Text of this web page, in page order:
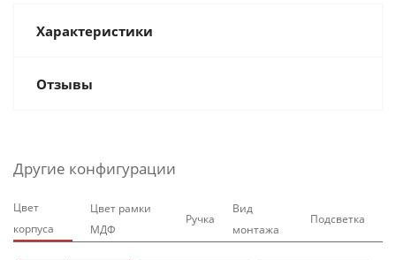
Характеристики
Отзывы
Другие конфигурации
Цвет
корпуса
Цвет рамки
МДФ
Ручка
Вид
монтажа
Подсветка